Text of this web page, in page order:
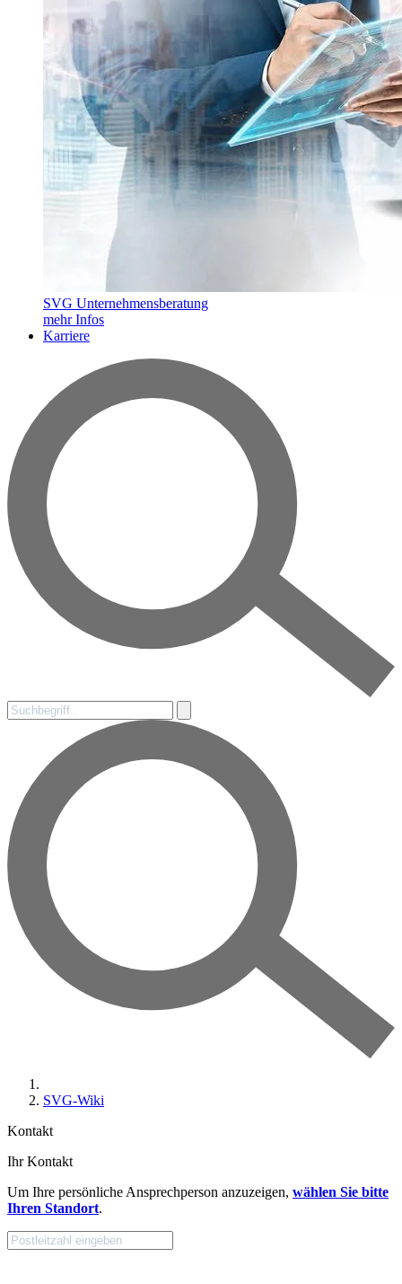
SVG Unternehmensberatung
mehr Infos
Karriere
SVG-Wiki
Kontakt
Ihr Kontakt
Um Ihre persönliche Ansprechperson anzuzeigen, wählen Sie bitte
Ihren Standort.